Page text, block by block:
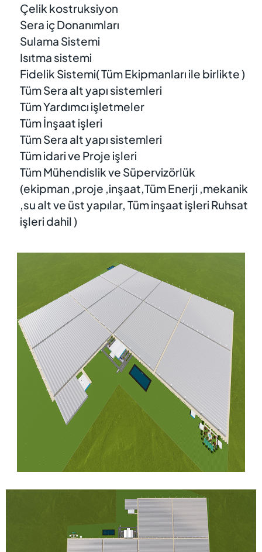
Çelik kostruksiyon
Sera iç Donanımları
Sulama Sistemi
Isıtma sistemi
Fidelik Sistemi( Tüm Ekipmanları ile birlikte )
Tüm Sera alt yapı sistemleri
Tüm Yardımcı işletmeler
Tüm İnşaat işleri
Tüm Sera alt yapı sistemleri
Tüm idari ve Proje işleri
Tüm Mühendislik ve Süpervizörlük
(ekipman ,proje ,inşaat,Tüm Enerji ,mekanik
,su alt ve üst yapılar, Tüm inşaat işleri Ruhsat
işleri dahil )